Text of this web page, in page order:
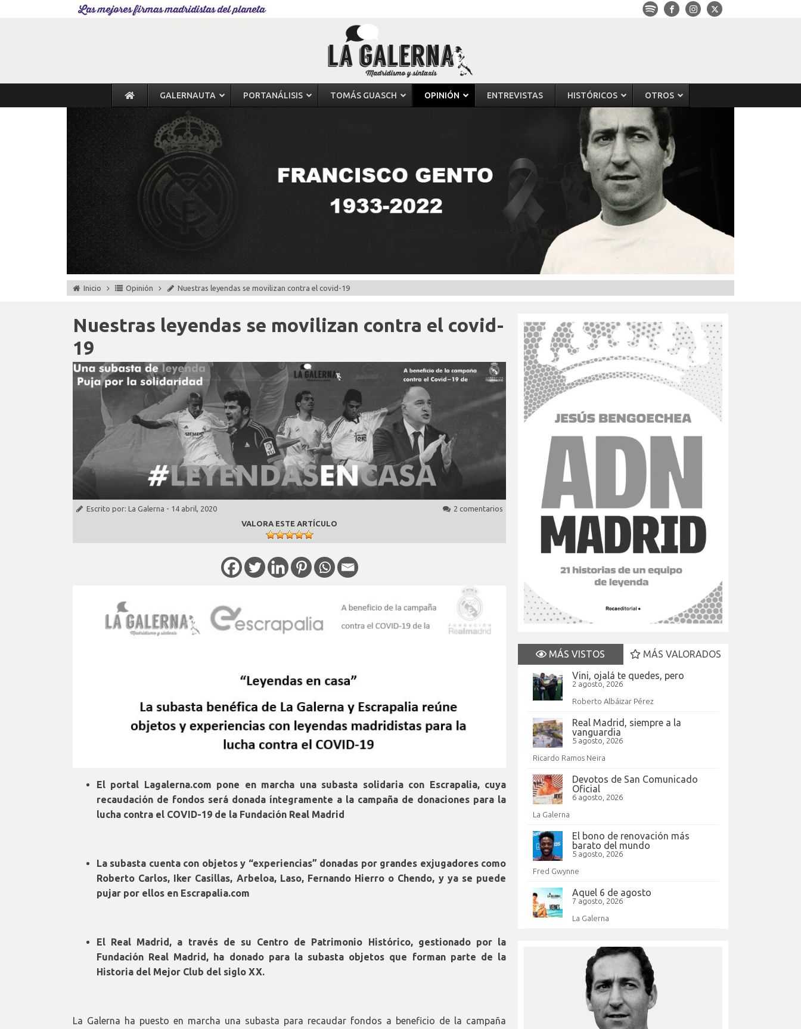
Las mejores firmas madridistas del planeta
GALERNAUTA PORTANÁLISIS TOMÁS GUASCH OPINIÓN ENTREVISTAS HISTÓRICOS OTROS
Inicio Opinión Nuestras leyendas se movilizan contra el covid-19
Nuestras leyendas se movilizan contra el covid-
19
Escrito por: La Galerna - 14 abril, 2020
2 comentarios
VALORA ESTE ARTÍCULO
El portal Lagalerna.com pone en marcha una subasta solidaria con Escrapalia, cuya
recaudación de fondos será donada íntegramente a la campaña de donaciones para la
lucha contra el COVID-19 de la Fundación Real Madrid
La subasta cuenta con objetos y “experiencias” donadas por grandes exjugadores como
Roberto Carlos, Iker Casillas, Arbeloa, Laso, Fernando Hierro o Chendo, y ya se puede
pujar por ellos en Escrapalia.com
El Real Madrid, a través de su Centro de Patrimonio Histórico, gestionado por la
Fundación Real Madrid, ha donado para la subasta objetos que forman parte de la
Historia del Mejor Club del siglo XX.
La Galerna ha puesto en marcha una subasta para recaudar fondos a beneficio de la campaña
MÁS VISTOS
MÁS VALORADOS
Vini, ojalá te quedes, pero
2 agosto, 2026
Roberto Albáizar Pérez
Real Madrid, siempre a la
vanguardia
5 agosto, 2026
Ricardo Ramos Neira
Devotos de San Comunicado
Oficial
6 agosto, 2026
La Galerna
El bono de renovación más
barato del mundo
5 agosto, 2026
Fred Gwynne
Aquel 6 de agosto
7 agosto, 2026
La Galerna